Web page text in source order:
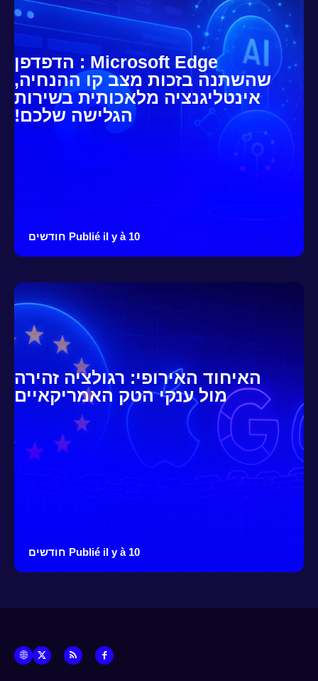
Microsoft Edge : הדפדפן
שהשתנה בזכות מצב קו ההנחיה,
אינטליגנציה מלאכותית בשירות
הגלישה שלכם!
Publié il y à 10 חודשים
האיחוד האירופי: רגולציה זהירה
מול ענקי הטק האמריקאיים
Publié il y à 10 חודשים